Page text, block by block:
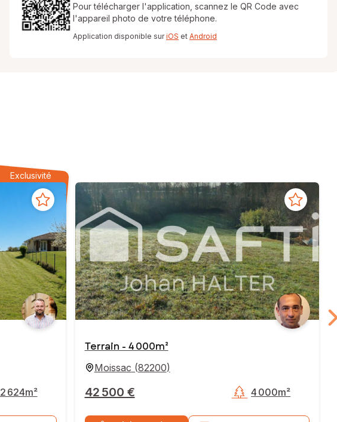
Pour télécharger l'application, scannez le QR Code avec
l'appareil photo de votre téléphone.
Application disponible suriOS et Android
Exclusivité
2 624m²
Terrain - 4 000m²
Moissac (82200)
42 500 € 4 000m²